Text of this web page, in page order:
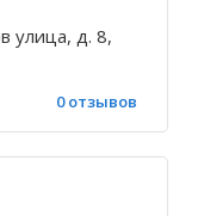
улица, д. 8,
0 отзывов